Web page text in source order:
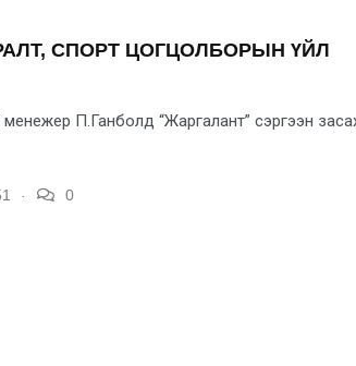
СПОРТ ЦОГЦОЛБОРЫН ҮЙЛ
П.Ганболд “Жаргалант” сэргээн
0